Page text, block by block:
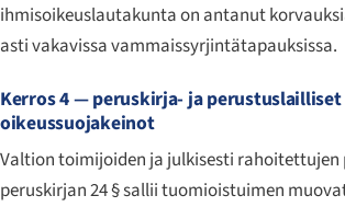
ihmisoikeuslautakunta on antanut
asti vakavissa vammaissyrjintätapauksissa.
Kerros 4 — peruskirja- ja perustuslailliset
oikeussuojakeinot
Valtion toimijoiden ja julkisesti rahoitettujen
peruskirjan 24 § sallii tuomioistuimen